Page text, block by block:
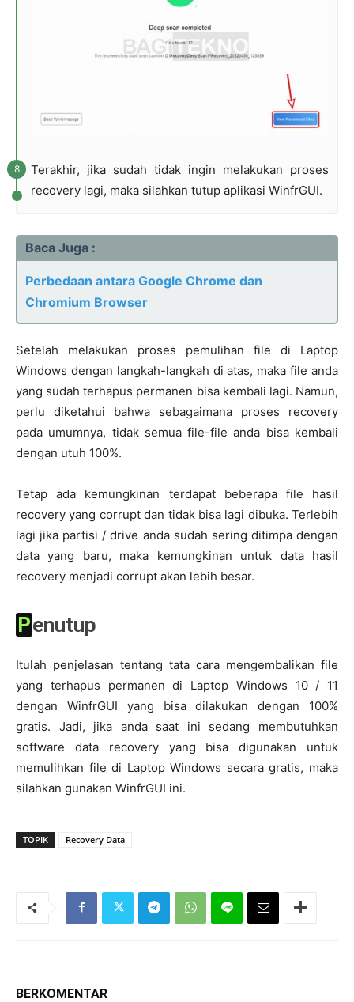
Terakhir, jika sudah tidak ingin melakukan proses
recovery lagi, maka silahkan tutup aplikasi WinfrGUI.
Baca Juga :
Perbedaan antara Google Chrome dan
Chromium Browser
Setelah melakukan proses pemulihan file di Laptop
Windows dengan langkah-langkah di atas, maka file anda
yang sudah terhapus permanen bisa kembali lagi. Namun,
perlu diketahui bahwa sebagaimana proses recovery
pada umumnya, tidak semua file-file anda bisa kembali
dengan utuh 100%.
Tetap ada kemungkinan terdapat beberapa file hasil
recovery yang corrupt dan tidak bisa lagi dibuka. Terlebih
lagi jika partisi / drive anda sudah sering ditimpa dengan
data yang baru, maka kemungkinan untuk data hasil
recovery menjadi corrupt akan lebih besar.
Penutup
Itulah penjelasan tentang tata cara mengembalikan file
yang terhapus permanen di Laptop Windows 10 / 11
dengan WinfrGUI yang bisa dilakukan dengan 100%
gratis. Jadi, jika anda saat ini sedang membutuhkan
software data recovery yang bisa digunakan untuk
memulihkan file di Laptop Windows secara gratis, maka
silahkan gunakan WinfrGUI ini.
TOPIK Recovery Data
BERKOMENTAR